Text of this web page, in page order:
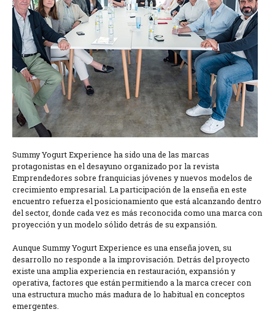
Summy Yogurt Experience ha sido una de las marcas
protagonistas en el desayuno organizado por la revista
Emprendedores sobre franquicias jóvenes y nuevos modelos de
crecimiento empresarial. La participación de la enseña en este
encuentro refuerza el posicionamiento que está alcanzando dentro
del sector, donde cada vez es más reconocida como una marca con
proyección y un modelo sólido detrás de su expansión.
Aunque Summy Yogurt Experience es una enseña joven, su
desarrollo no responde a la improvisación. Detrás del proyecto
existe una amplia experiencia en restauración, expansión y
operativa, factores que están permitiendo a la marca crecer con
una estructura mucho más madura de lo habitual en conceptos
emergentes.